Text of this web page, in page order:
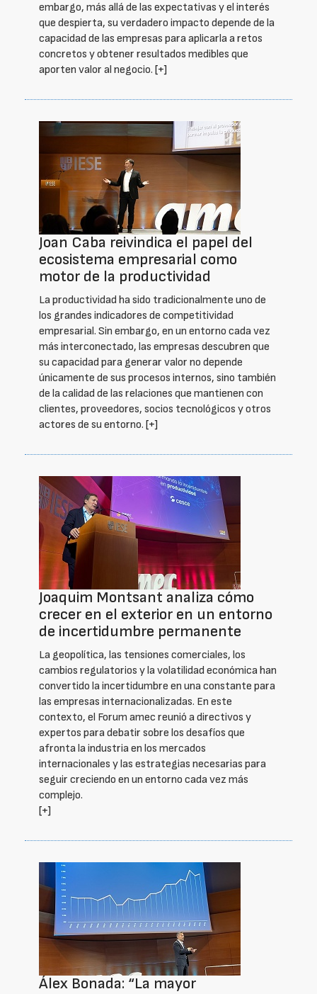
embargo, más allá de las expectativas y el interés
que despierta, su verdadero impacto depende de la
capacidad de las empresas para aplicarla a retos
concretos y obtener resultados medibles que
aporten valor al negocio. [+]
Joan Caba reivindica el papel del
ecosistema empresarial como
motor de la productividad
La productividad ha sido tradicionalmente uno de
los grandes indicadores de competitividad
empresarial. Sin embargo, en un entorno cada vez
más interconectado, las empresas descubren que
su capacidad para generar valor no depende
únicamente de sus procesos internos, sino también
de la calidad de las relaciones que mantienen con
clientes, proveedores, socios tecnológicos y otros
actores de su entorno. [+]
Joaquim Montsant analiza cómo
crecer en el exterior en un entorno
de incertidumbre permanente
La geopolítica, las tensiones comerciales, los
cambios regulatorios y la volatilidad económica han
convertido la incertidumbre en una constante para
las empresas internacionalizadas. En este
contexto, el Forum amec reunió a directivos y
expertos para debatir sobre los desafíos que
afronta la industria en los mercados
internacionales y las estrategias necesarias para
seguir creciendo en un entorno cada vez más
complejo.
[+]
Álex Bonada: “La mayor